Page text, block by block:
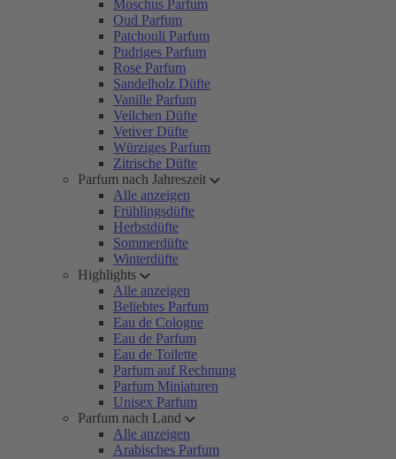
Moschus Parfum
Oud Parfum
Patchouli Parfum
Pudriges Parfum
Rose Parfum
Sandelholz Düfte
Vanille Parfum
Veilchen Düfte
Vetiver Düfte
Würziges Parfum
Zitrische Düfte
Parfum nach Jahreszeit
Alle anzeigen
Frühlingsdüfte
Herbstdüfte
Sommerdüfte
Winterdüfte
Highlights
Alle anzeigen
Beliebtes Parfum
Eau de Cologne
Eau de Parfum
Eau de Toilette
Parfum auf Rechnung
Parfum Miniaturen
Unisex Parfum
Parfum nach Land
Alle anzeigen
Arabisches Parfum